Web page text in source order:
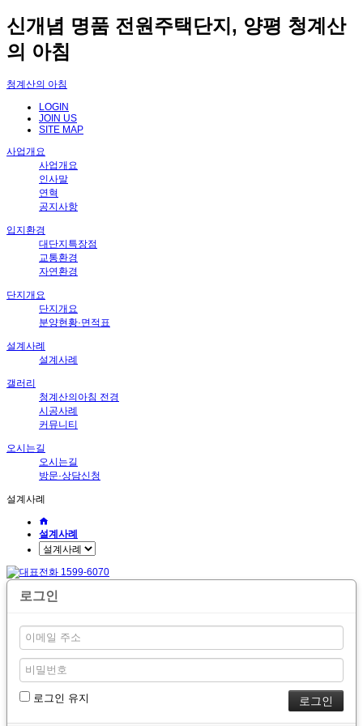
신개념 명품 전원주택단지, 양평 청계산
의 아침
청계산의 아침
LOGIN
JOIN US
SITE MAP
사업개요
사업개요
인사말
연혁
공지사항
입지환경
대단지특장점
교통환경
자연환경
단지개요
단지개요
분양현황·면적표
설계사례
설계사례
갤러리
청계산의아침 전경
시공사례
커뮤니티
오시는길
오시는길
방문·상담신청
설계사례
설계사례
로그인
로그인 유지